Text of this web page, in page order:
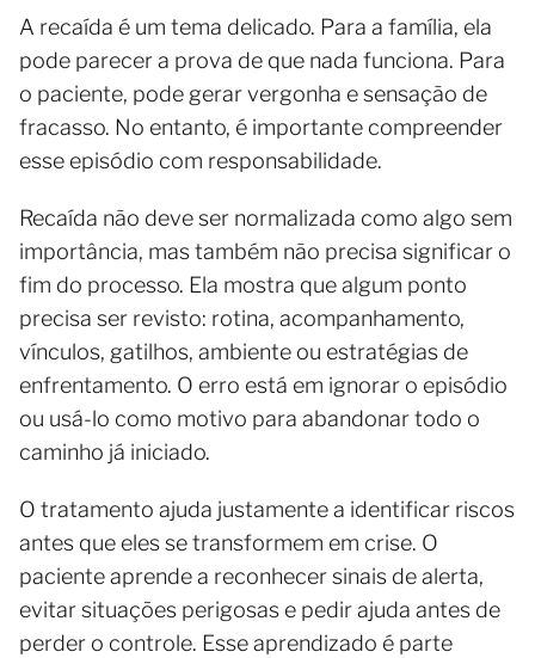
A recaída é um tema delicado. Para a família, ela
pode parecer a prova de que nada funciona. Para
o paciente, pode gerar vergonha e sensação de
fracasso. No entanto, é importante compreender
esse episódio com responsabilidade.
Recaída não deve ser normalizada como algo sem
importância, mas também não precisa significar o
fim do processo. Ela mostra que algum ponto
precisa ser revisto: rotina, acompanhamento,
vínculos, gatilhos, ambiente ou estratégias de
enfrentamento. O erro está em ignorar o episódio
ou usá-lo como motivo para abandonar todo o
caminho já iniciado.
O tratamento ajuda justamente a identificar riscos
antes que eles se transformem em crise. O
paciente aprende a reconhecer sinais de alerta,
evitar situações perigosas e pedir ajuda antes de
perder o controle. Esse aprendizado é parte